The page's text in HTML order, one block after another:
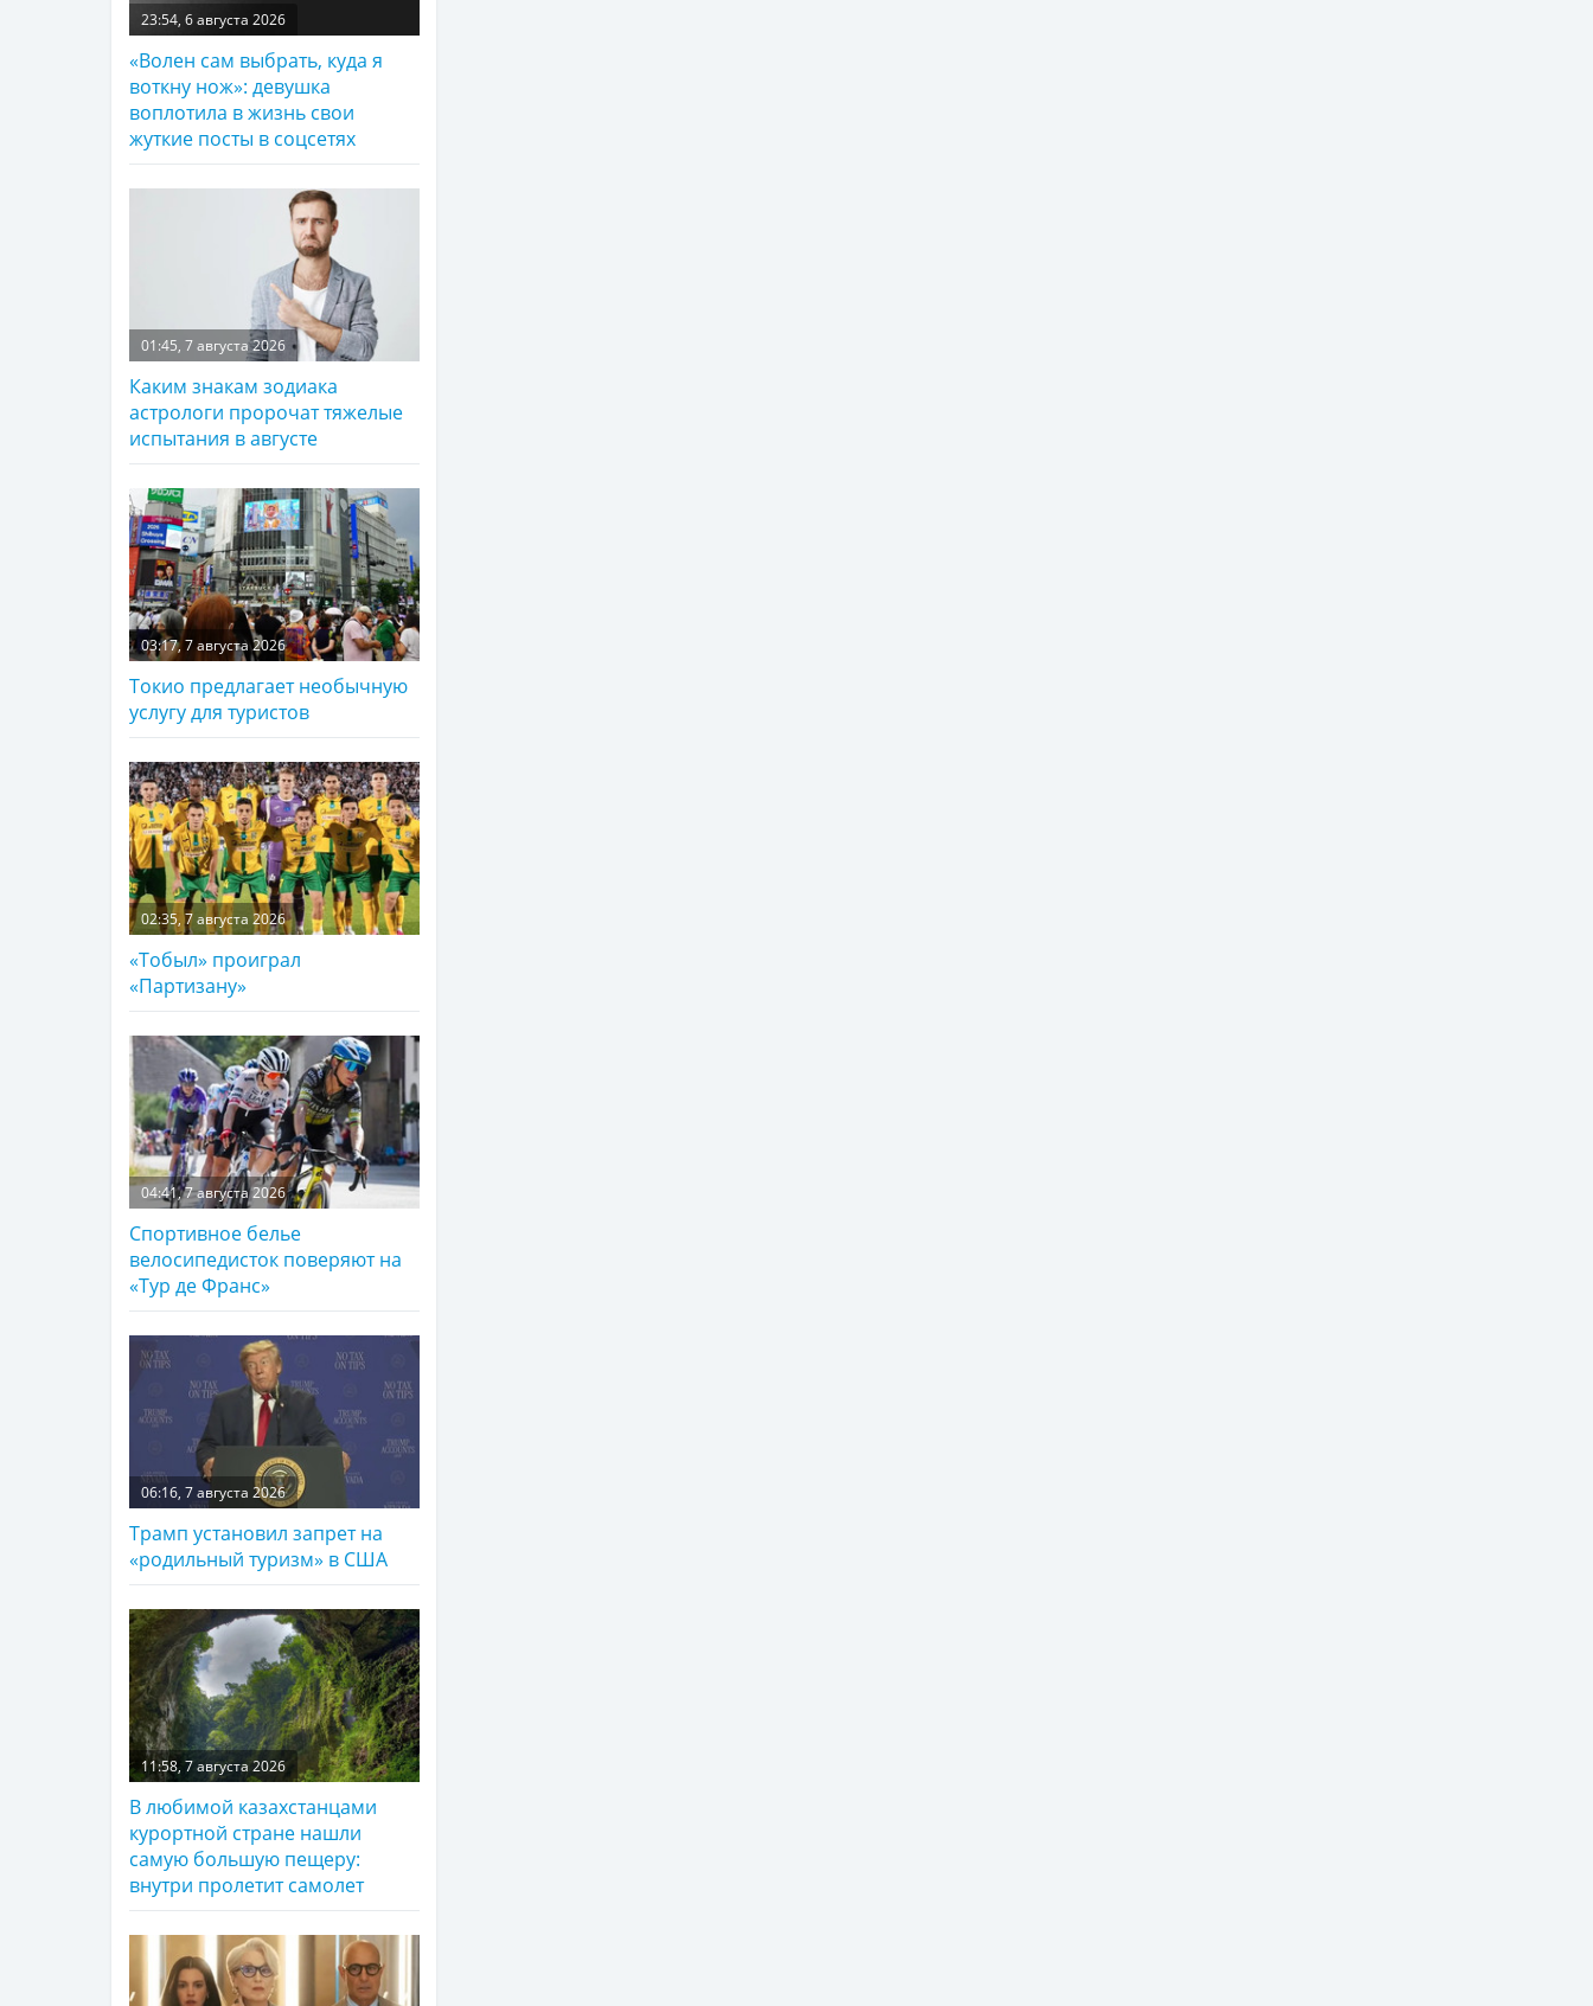
23:54, 6 августа 2026
«Волен сам выбрать, куда я
воткну нож»: девушка
воплотила в жизнь свои
жуткие посты в соцсетях
01:45, 7 августа 2026
Каким знакам зодиака
астрологи пророчат тяжелые
испытания в августе
03:17, 7 августа 2026
Токио предлагает необычную
услугу для туристов
02:35, 7 августа 2026
«Тобыл» проиграл
«Партизану»
04:41, 7 августа 2026
Спортивное белье
велосипедисток поверяют на
«Тур де Франс»
06:16, 7 августа 2026
Трамп установил запрет на
«родильный туризм» в США
11:58, 7 августа 2026
В любимой казахстанцами
курортной стране нашли
самую большую пещеру:
внутри пролетит самолет